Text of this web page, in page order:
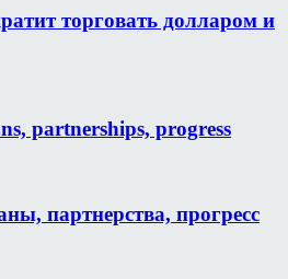
торговать долларом и
partnerships, progress
партнерства, прогресс